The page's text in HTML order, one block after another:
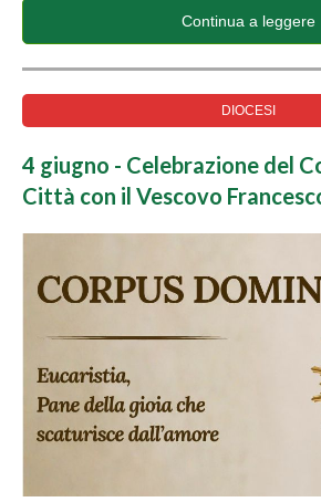
Continua a leggere
DIOCESI
4 giugno - Celebrazione del
Città con il Vescovo